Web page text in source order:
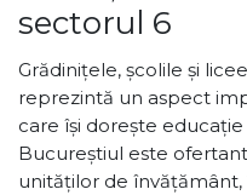
sectorul 6
Grădinițele, școlile și
reprezintă un aspect
care își dorește
Bucureștiul este
unităților de